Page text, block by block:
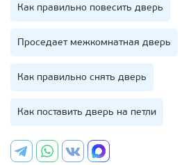
Как правильно повесить дверь
Проседает межкомнатная дверь
Как правильно снять дверь
Как поставить дверь на петли